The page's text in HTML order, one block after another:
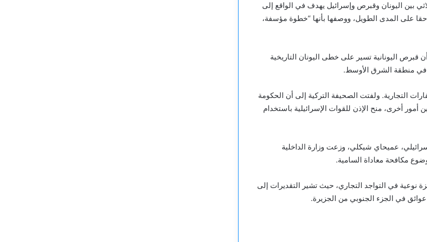
بين اليونان وقبرص وإسرائيل يهدف في الواقع إلى
على المدى الطويل، ووصفها بأنها “خطوة مؤسفة،
قبرص اليونانية تسير على خطى اليونان التاريخية
في منطقة الشرق الأوسط.
التجارية. ولفتت الصحيفة التركية إلى أن الحكومة
أخرى، منح الإذن للقوات الإسرائيلية باستخدام
عميحاي شيكلي، وزعت وزارة الداخلية
مكافحة معاداة السامية.
نوعية في التواجد التجاري، حيث تشير التقديرات إلى